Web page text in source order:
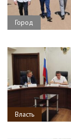
Город
Власть